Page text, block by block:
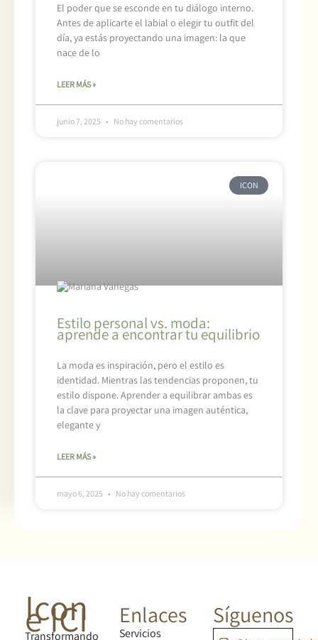
El poder que se esconde en tu diálogo interno.
Antes de aplicarte el labial o elegir tu outfit del
día, ya estás proyectando una imagen: la que
nace de lo
LEER MÁS »
junio 7, 2025 No hay comentarios
ICON
Estilo personal vs. moda:
aprende a encontrar tu equilibrio
La moda es inspiración, pero el estilo es
identidad. Mientras las tendencias proponen, tu
estilo dispone. Aprender a equilibrar ambas es
la clave para proyectar una imagen auténtica,
elegante y
LEER MÁS »
mayo 6, 2025 No hay comentarios
Icon
e ICI
Transformando
Enlaces
Servicios
Síguenos